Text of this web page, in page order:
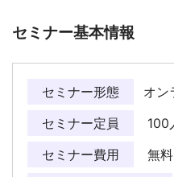
セミナー基本情報
セミナー形態
オン
セミナー定員
100
セミナー費用
無料